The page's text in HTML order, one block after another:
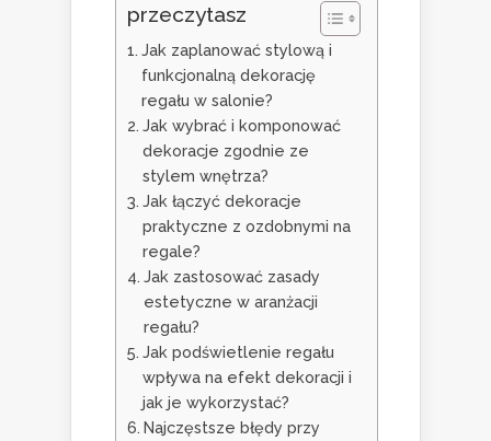
przeczytasz
Jak zaplanować stylową i
funkcjonalną dekorację
regału w salonie?
Jak wybrać i komponować
dekoracje zgodnie ze
stylem wnętrza?
Jak łączyć dekoracje
praktyczne z ozdobnymi na
regale?
Jak zastosować zasady
estetyczne w aranżacji
regału?
Jak podświetlenie regału
wpływa na efekt dekoracji i
jak je wykorzystać?
Najczęstsze błędy przy